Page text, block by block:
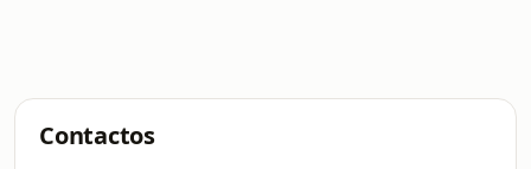
Contactos